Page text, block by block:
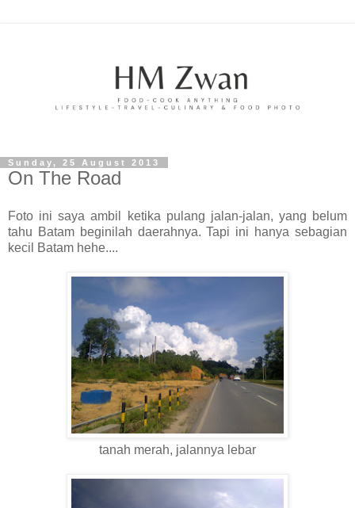
Sunday, 25 August 2013
On The Road
Foto ini saya ambil ketika pulang jalan-jalan, yang belum
tahu Batam beginilah daerahnya. Tapi ini hanya sebagian
kecil Batam hehe....
tanah merah, jalannya lebar